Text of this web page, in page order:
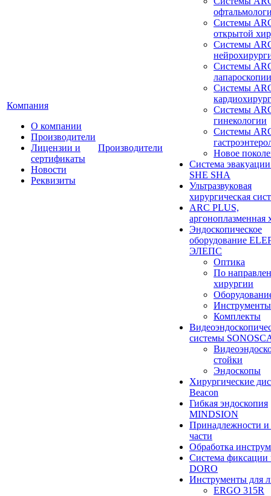
Компания
О компании
Производители
Лицензии и
сертификаты
Новости
Реквизиты
Производители
Системы
открытой
Системы
Системы
лапароскопии
Системы
Системы
гинекологии
Системы
Новое
Система
SHE SHA
Ультразвуковая
хирургическая
ARC PLUS,
аргоноплазменная
Эндоскопическое
оборудование
ЭЛЕПС
Оптика
По
хирургии
Инструменты
Комплекты
системы
стойки
Эндоскопы
Хирургические
Beacon
Гибкая эндоскопия
MINDSION
Принадлежности и
части
Обработка
Система фиксации
DORO
Инструменты для
ERGO 315R